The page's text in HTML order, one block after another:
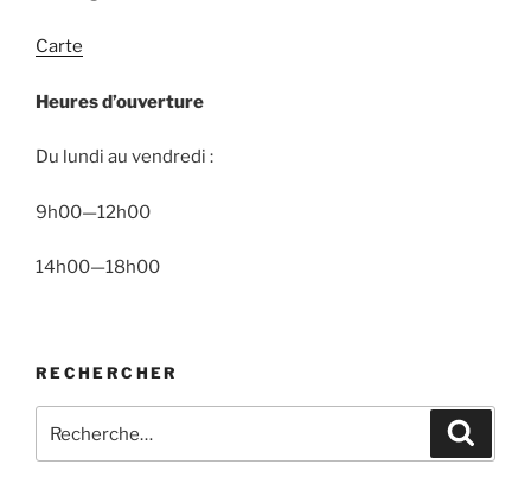
Carte
Heures d’ouverture
Du lundi au vendredi :
9h00—12h00
14h00—18h00
RECHERCHER
pour